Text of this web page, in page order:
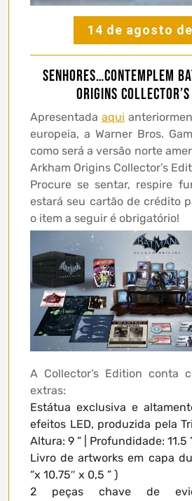
14 de agosto
Senhores…contemplem
Origins
Apresentada aqui
europeia, a Warner Bros.
como será a versão norte
Arkham Origins Collector’s
Procure se sentar, respire
estará seu cartão de crédito
o item a seguir é obrigatório!
A Collector’s Edition conta
extras:
Estátua exclusiva e
efeitos LED, produzida pela
Altura: 9 ” | Profundidade: 11.5
Livro de artworks em capa
“x 10.75″ x 0,5 ” )
2 peças chave de